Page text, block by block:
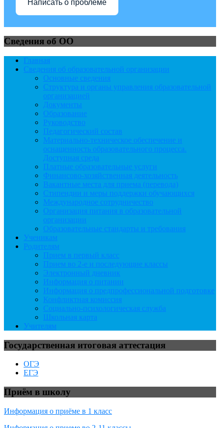
Написать о проблеме
Сведения об ОО
Главная
Сведения об образовательной организации
Основные сведения
Структура и органы управления образовательной
организацией
Документы
Образование
Руководство
Педагогический состав
Материально-техническое обеспечение и
оснащенность образовательного процесса.
Доступная среда
Платные образовательные услуги
Финансово-хозяйственная деятельность
Вакантные места для приема (перевода)
Стипендии и меры поддержки обучающихся
Международное сотрудничество
Организация питания в образовательной
организации
Образовательные стандарты и требования
Ученикам
Родителям
Прием в первый класс
Прием во 2-е и последующие классы
Электронный дневник
Информация о питании
Информация о предпрофессиональной подготовке
Конфликтная комиссия
Социально-психологическая служба
Школьная карта
Учителям
Государственная итоговая аттестация
ОГЭ
ЕГЭ
Приём в школу
Информация о приёме в 1 класс